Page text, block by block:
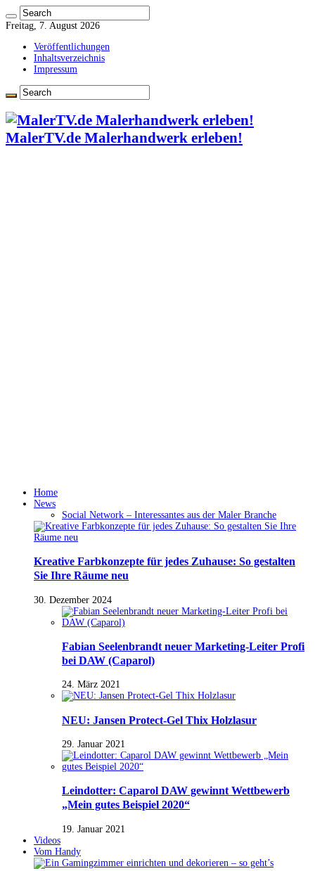
Freitag, 7. August 2026
Veröffentlichungen
Inhaltsverzeichnis
Impressum
MalerTV.de Malerhandwerk erleben!
Home
News
Social Network – Interessantes aus der Maler Branche
Kreative Farbkonzepte für jedes Zuhause: So gestalten
Sie Ihre Räume neu
30. Dezember 2024
Fabian Seelenbrandt neuer Marketing-Leiter Profi
bei DAW (Caparol)
24. März 2021
NEU: Jansen Protect-Gel Thix Holzlasur
29. Januar 2021
Leindotter: Caparol DAW gewinnt Wettbewerb
„Mein gutes Beispiel 2020“
19. Januar 2021
Videos
Vom Handy